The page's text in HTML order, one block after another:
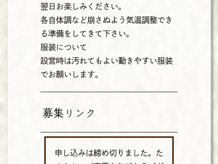
翌日お楽しみください。
各自体調など崩さぬよう気温調整でき
る準備をしてきて下さい。
服装について
設営時は汚れてもよい動きやすい服装
でお願いします。
募集リンク
申し込みは締め切りました。た